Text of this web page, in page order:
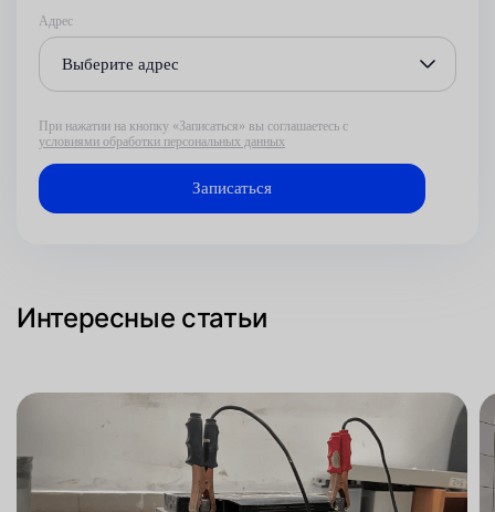
Адрес
Выберите адрес
При нажатии на кнопку «Записаться» вы соглашаетесь с
условиями обработки персональных данных
Интересные статьи